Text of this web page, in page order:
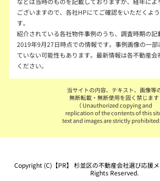
ございますので、各社HPにてご確認をいただくよ
す。
紹介されている各社物件事例のうち、調査時期の記
2019年9月27日時点での情報です。事例画像の一
ていない可能性もあります。最新情報は各不動産会
ください。
当サイトの内容、テキスト、画像等
無断転載・無断使用を固く禁じます
（ Unauthorized copying and
replication of the contents of this
text and images are strictly prohibited.
Copyright (C)【PR】 杉並区の不動産会社選び応援
Rights Reserved.